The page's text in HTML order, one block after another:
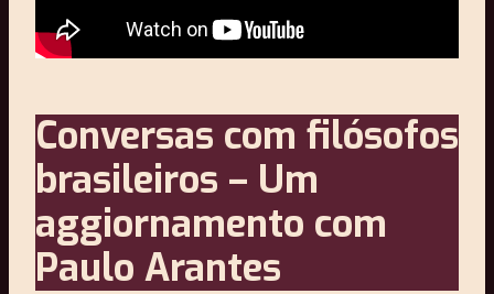
Conversas com filósofos
brasileiros – Um
aggiornamento com
Paulo Arantes